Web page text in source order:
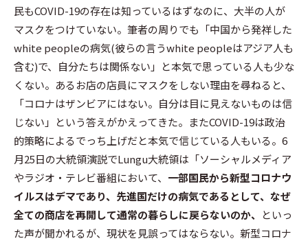
民もCOVID-19の存在は知っているはずなのに、大半の人が
マスクをつけていない。筆者の周りでも「中国から発祥した
white peopleの病気(彼らの言うwhite peopleはアジア人も
含む)で、自分たちは関係ない」と本気で思っている人も少な
くない。あるお店の店員にマスクをしない理由を尋ねると、
「コロナはザンビアにはない。自分は目に見えないものは信
じない」という答えがかえってきた。またCOVID-19は政治
的策略によるでっち上げだと本気で信じている人もいる。6
月25日の大統領演説でLungu大統領は「ソーシャルメディア
やラジオ・テレビ番組において、 一部国民から新型コロナウ
イルスはデマであり、先進国だけの病気であるとして、なぜ
全ての商店を再開して通常の暮らしに戻らないのか、
といっ
た声が聞かれるが、現状を見誤ってはならない。新型コロナ